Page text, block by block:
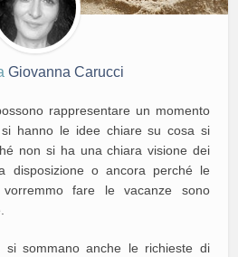
Giovanna Carucci
rappresentare un momento
hanno le idee chiare su cosa si
non si ha una chiara visione dei
disposizione o ancora perché le
fare le vacanze sono
si sommano anche le richieste di